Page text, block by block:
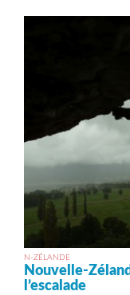
N-ZÉLANDE
Nouvelle-
l’escalade